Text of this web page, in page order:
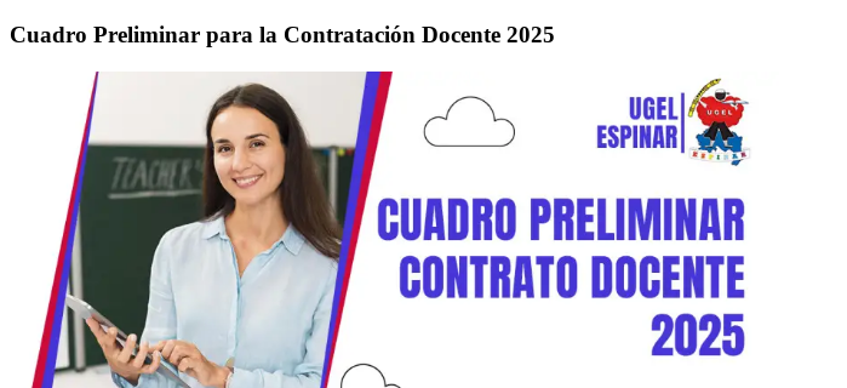
Cuadro Preliminar para la Contratación Docente 2025